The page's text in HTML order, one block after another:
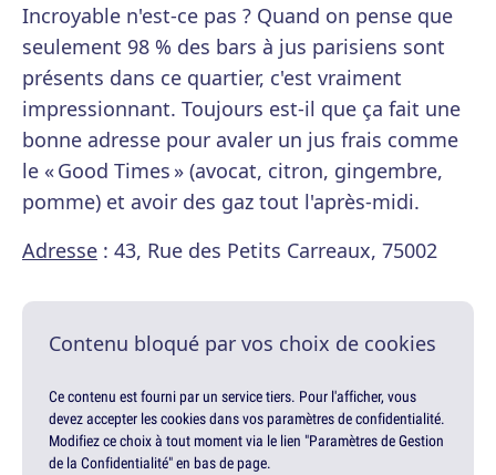
Incroyable n'est-ce pas ? Quand on pense que
seulement 98 % des bars à jus parisiens sont
présents dans ce quartier, c'est vraiment
impressionnant. Toujours est-il que ça fait une
bonne adresse pour avaler un jus frais comme
le « Good Times » (avocat, citron, gingembre,
pomme) et avoir des gaz tout l'après-midi.
Adresse : 43, Rue des Petits Carreaux, 75002
Contenu bloqué par vos choix de cookies
Ce contenu est fourni par un service tiers. Pour l'afficher, vous
devez accepter les cookies dans vos paramètres de confidentialité.
Modifiez ce choix à tout moment via le lien "Paramètres de Gestion
de la Confidentialité" en bas de page.